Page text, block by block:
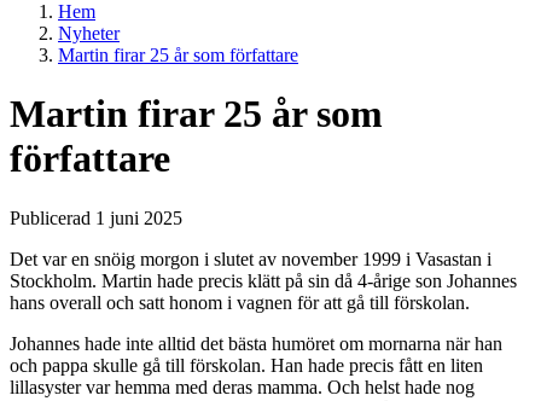
Hem
Nyheter
Martin firar 25 år som författare
Martin firar 25 år som
författare
Publicerad 1 juni 2025
Det var en snöig morgon i slutet av november 1999 i Vasastan i
Stockholm. Martin hade precis klätt på sin då 4-årige son Johannes
hans overall och satt honom i vagnen för att gå till förskolan.
Johannes hade inte alltid det bästa humöret om mornarna när han
och pappa skulle gå till förskolan. Han hade precis fått en liten
lillasyster var hemma med deras mamma. Och helst hade nog